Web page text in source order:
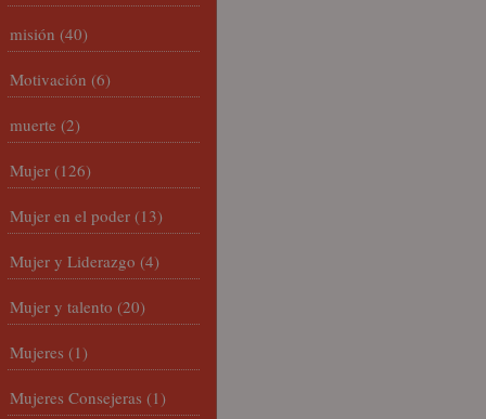
misión (40)
Motivación (6)
muerte (2)
Mujer (126)
Mujer en el poder (13)
Mujer y Liderazgo (4)
Mujer y talento (20)
Mujeres (1)
Mujeres Consejeras (1)